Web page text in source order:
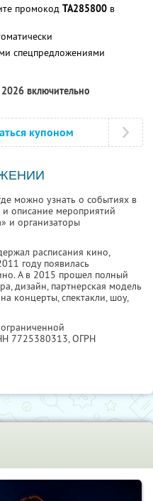
промокод TA285800 в
спецпредложениями
включительно
купоном
можно узнать о событиях в
описание мероприятий
и организаторы
расписания кино,
году появилась
А в 2015 прошел полный
дизайн, партнерская модель
концерты, спектакли, шоу,
7725380313, ОГРН